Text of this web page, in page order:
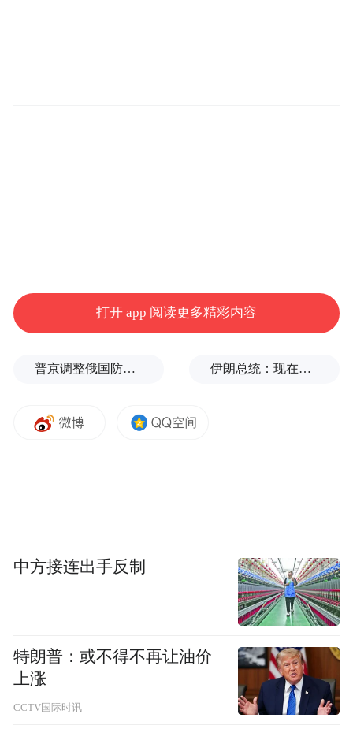
年华在常规的展演基础上，由两百余名毕业
礼”，为南艺520嘉年华粉丝们送上了诚意回
馈。四十余场论坛、微课锦上添花，给艺术
爱好者们带来一场饕餮盛宴。千余件“以艺抗
疫”主题创作更是承载着南艺全体师生凝心聚
力、共克时艰的决心和努力。（艺创处）
打开 app 阅读更多精彩内容
普京调整俄国防部高层人事布局，重用实战将领削弱“办公室将军” 伊朗总统：现在与最高领袖的联系非常困难
中方接连出手反制
特朗普：或不得不再让油价
上涨
CCTV国际时讯